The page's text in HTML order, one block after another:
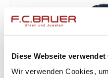
Diese Webseite verwendet
Wir verwenden Cookies,